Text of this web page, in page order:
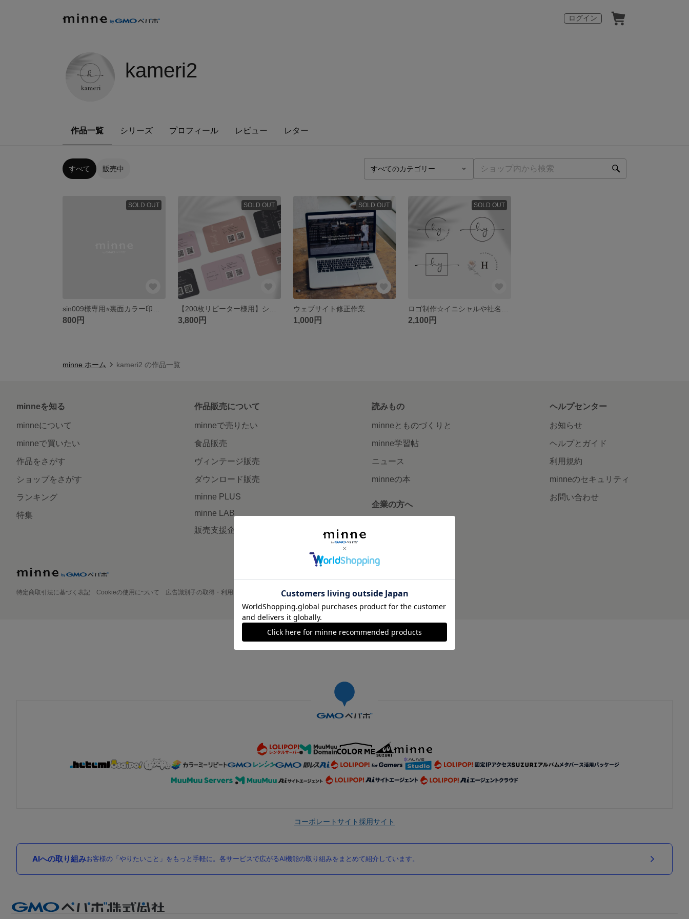
ログイン
kameri2
作品一覧 シリーズ プロフィール レビュー レター
すべて 販売中
SOLD OUT
800円
SOLD OUT
3,800円
SOLD OUT
ウェブサイト修正作業
1,000円
SOLD OUT
2,100円
minne ホーム kameri2 の作品一覧
minneを知る
minneについて
minneで買いたい
作品をさがす
ショップをさがす
ランキング
特集
作品販売について
minneで売りたい
食品販売
ヴィンテージ販売
ダウンロード販売
minne PLUS
minne LAB
販売支援企画・イベント
読みもの
minneとものづくりと
minne学習帖
ニュース
minneの本
企業の方へ
ヘルプセンター
お知らせ
ヘルプとガイド
利用規約
minneのセキュリティ
お問い合わせ
特定商取引法に基づく表記 Cookieの使用について 広告識別子の取得・利用 プライバシーポリシー 会社概要 採用情報 メディアキット
©GMO Pepabo, Inc. All rights reserved.
コーポレートサイト採用サイト
AIへの取り組みお客様の「やりたいこと」をもっと手軽に。各サービスで広がるAI機能の取り組みをまとめて紹介しています。